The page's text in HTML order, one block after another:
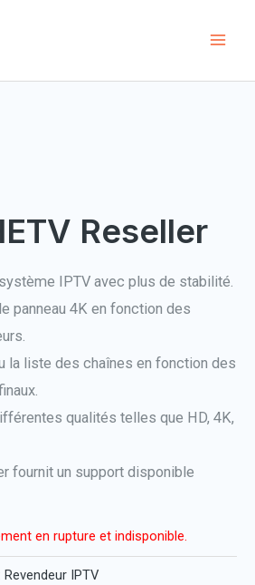
Reseller
IPTV avec plus de stabilité.
panneau 4K en fonction des
la liste des chaînes en fonction des
qualités telles que HD, 4K,
fournit un support disponible
en rupture et indisponible.
Revendeur IPTV